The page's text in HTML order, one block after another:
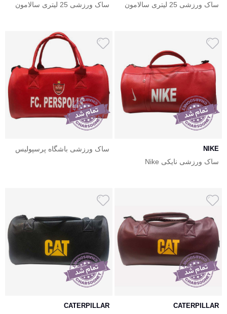
ساک ورزشی 25 لیتری سالامون
ساک ورزشی 25 لیتری سالامون
NIKE
ساک ورزشی نایکی Nike
ساک ورزشی باشگاه پرسپولیس
CATERPILLAR
CATERPILLAR